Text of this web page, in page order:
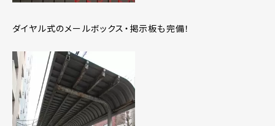
ダイヤル式のメールボックス・掲示板も完備！